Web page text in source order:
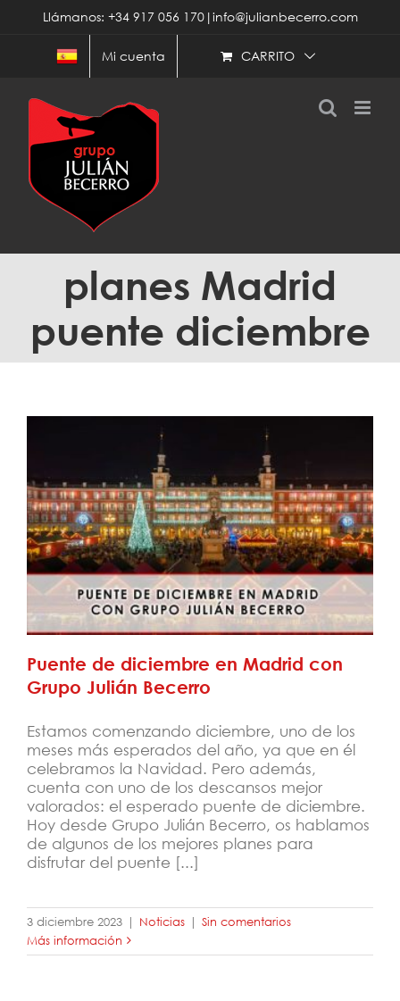
contenido
Llámanos: +34 917 056 170|info@julianbecerro.com
Mi cuenta CARRITO
planes Madrid
puente diciembre
Puente de diciembre en Madrid con
Grupo Julián Becerro
Puente de diciembre en Madrid con
Grupo Julián Becerro
Estamos comenzando diciembre, uno de los
meses más esperados del año, ya que en él
celebramos la Navidad. Pero además,
cuenta con uno de los descansos mejor
valorados: el esperado puente de diciembre.
Hoy desde Grupo Julián Becerro, os hablamos
de algunos de los mejores planes para
disfrutar del puente [...]
3 diciembre 2023 | Noticias | Sin comentarios
Más información